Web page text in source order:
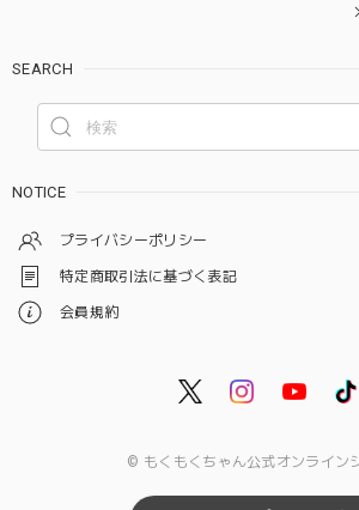
SEARCH
NOTICE
プライバシーポリシー
特定商取引法に基づく表記
会員規約
© もくもくちゃん公式オンライン